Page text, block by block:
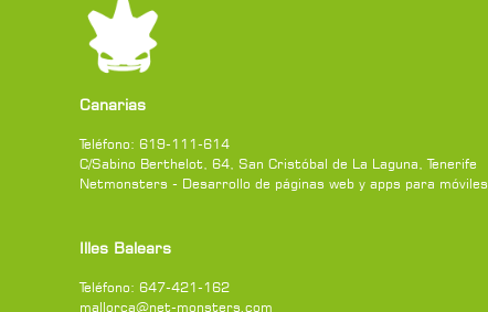
Canarias
Teléfono: 619-111-614
C/Sabino Berthelot, 64, San Cristóbal de La Laguna,Tenerife
Netmonsters - Desarrollo de páginas web y apps para móviles
Illes Balears
Teléfono: 647-421-162
mallorca@net-monsters.com